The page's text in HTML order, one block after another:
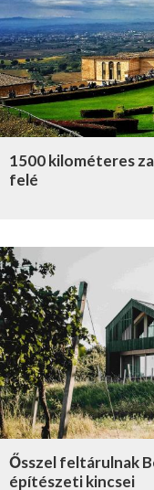
1500 kilométeres
felé
Ősszel feltárulnak
építészeti kincsei